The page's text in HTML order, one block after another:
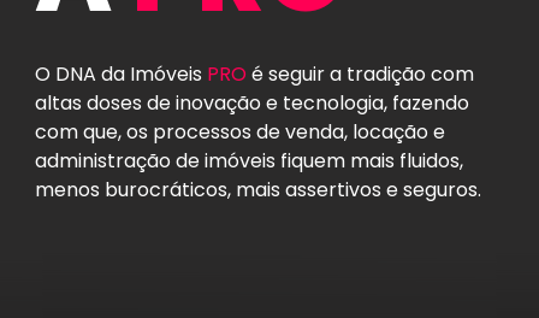
O DNA da Imóveis PRO é seguir a tradição com
altas doses de inovação e tecnologia, fazendo
com que, os processos de venda, locação e
administração de imóveis fiquem mais fluidos,
menos burocráticos, mais assertivos e seguros.